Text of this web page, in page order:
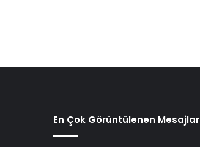
En Çok Görüntülenen Mesajlar